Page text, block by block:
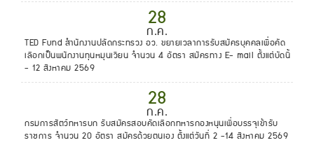
28
ก.ค.
TED Fund สำนักงานปลัดกระทรวง อว. ขยายเวลาการรับสมัครบุคคลเพื่อคัด
เลือกเป็นพนักงานทุนหมุนเวียน จำนวน 4 อัตรา สมัครทาง E- mail ตั้งแต่บัดนี้
- 12 สิงหาคม 2569
28
ก.ค.
กรมการสัตว์ทหารบก รับสมัครสอบคัดเลือกทหารกองหนุนเพื่อบรรจุเข้ารับ
ราชการ จำนวน 20 อัตรา สมัครด้วยตนเอง ตั้งแต่วันที่ 2 -14 สิงหาคม 2569